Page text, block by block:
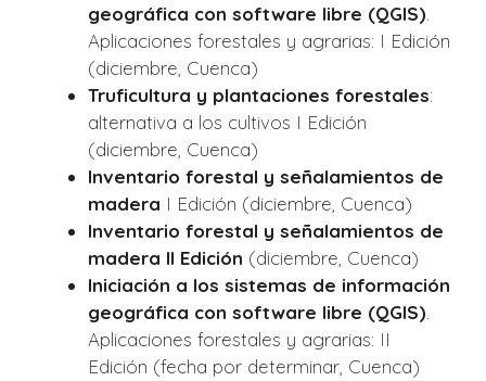
geográfica con software libre (QGIS).
Aplicaciones forestales y agrarias: I Edición
(diciembre, Cuenca)
Truficultura y plantaciones forestales:
alternativa a los cultivos I Edición
(diciembre, Cuenca)
Inventario forestal y señalamientos de
madera I Edición (diciembre, Cuenca)
Inventario forestal y señalamientos de
madera II Edición (diciembre, Cuenca)
Iniciación a los sistemas de información
geográfica con software libre (QGIS).
Aplicaciones forestales y agrarias: II
Edición (fecha por determinar, Cuenca)